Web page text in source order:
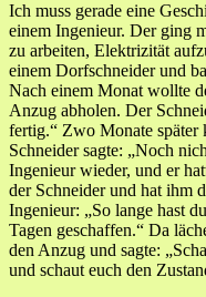
Ich muss gerade eine
einem Ingenieur. Der ging
zu arbeiten, Elektrizität
einem Dorfschneider und
Nach einem Monat wollte
Anzug abholen. Der
fertig.“ Zwo Monate später
Schneider sagte: „Noch
Ingenieur wieder, und er
der Schneider und hat ihm
Ingenieur: „So lange hast
Tagen geschaffen.“ Da
den Anzug und sagte:
und schaut euch den